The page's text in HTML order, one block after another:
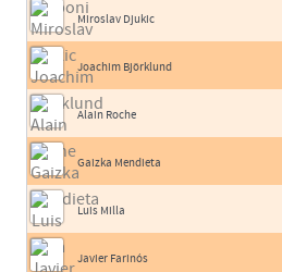
Miroslav Djukic
Joachim Björklund
Alain Roche
Gaizka Mendieta
Luis Milla
Javier Farinós